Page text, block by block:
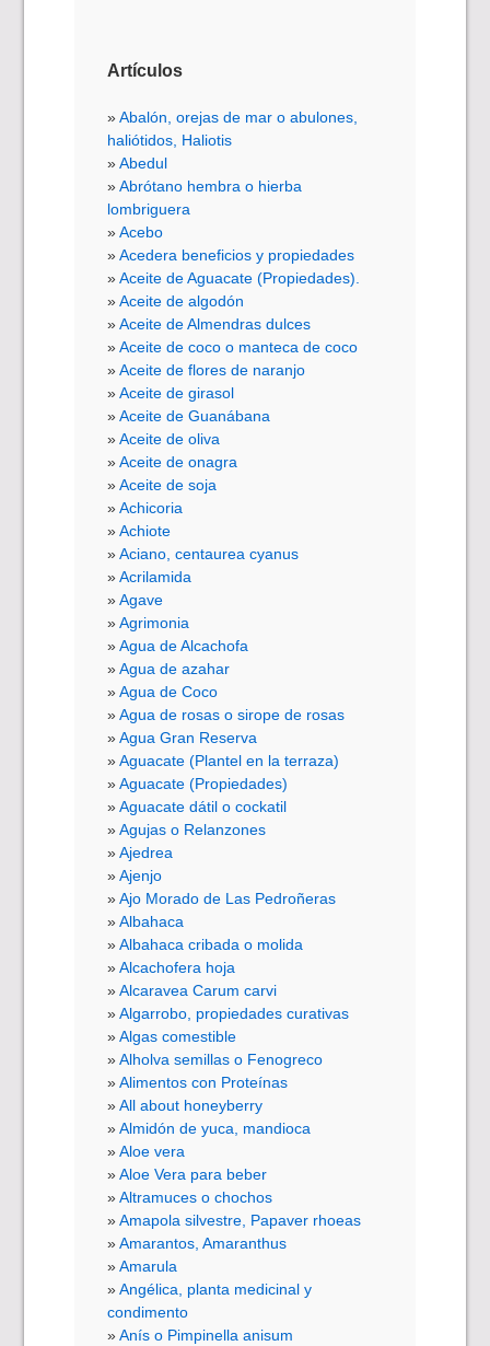
Artículos
Abalón, orejas de mar o abulones,
haliótidos, Haliotis
Abedul
Abrótano hembra o hierba
lombriguera
Acebo
Acedera beneficios y propiedades
Aceite de Aguacate (Propiedades).
Aceite de algodón
Aceite de Almendras dulces
Aceite de coco o manteca de coco
Aceite de flores de naranjo
Aceite de girasol
Aceite de Guanábana
Aceite de oliva
Aceite de onagra
Aceite de soja
Achicoria
Achiote
Aciano, centaurea cyanus
Acrilamida
Agave
Agrimonia
Agua de Alcachofa
Agua de azahar
Agua de Coco
Agua de rosas o sirope de rosas
Agua Gran Reserva
Aguacate (Plantel en la terraza)
Aguacate (Propiedades)
Aguacate dátil o cockatil
Agujas o Relanzones
Ajedrea
Ajenjo
Ajo Morado de Las Pedroñeras
Albahaca
Albahaca cribada o molida
Alcachofera hoja
Alcaravea Carum carvi
Algarrobo, propiedades curativas
Algas comestible
Alholva semillas o Fenogreco
Alimentos con Proteínas
All about honeyberry
Almidón de yuca, mandioca
Aloe vera
Aloe Vera para beber
Altramuces o chochos
Amapola silvestre, Papaver rhoeas
Amarantos, Amaranthus
Amarula
Angélica, planta medicinal y
condimento
Anís o Pimpinella anisum